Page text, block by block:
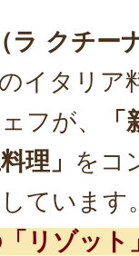
クチー
イタリア
フが、
理」 をコ
ています
リゾット